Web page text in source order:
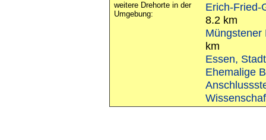
weitere Drehorte in der
Umgebung:
Erich-Fried-
8.2 km
Müngstener
km
Essen,
Ehemalige